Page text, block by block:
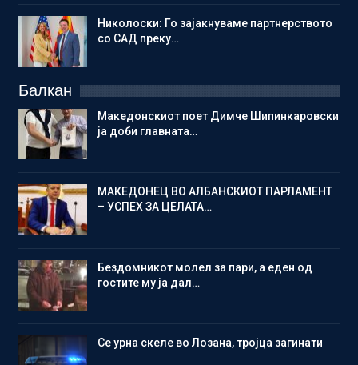
Николоски: Го зајакнуваме партнерството
со САД преку…
Балкан
Македонскиот поет Димче Шипинкаровски
ја доби главната…
МАКЕДОНЕЦ ВО АЛБАНСКИОТ ПАРЛАМЕНТ
– УСПЕХ ЗА ЦЕЛАТА…
Бездомникот молел за пари, а еден од
гостите му ја дал…
Се урна скеле во Лозана, тројца загинати